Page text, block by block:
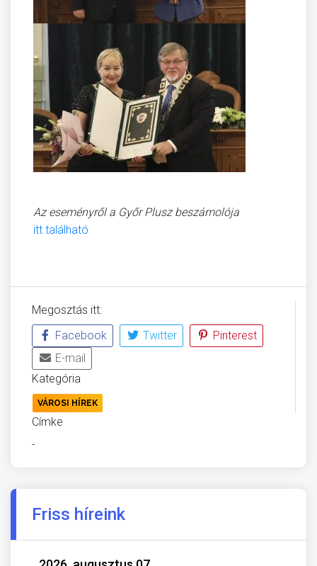
Az eseményről a Győr Plusz beszámolója
itt található
Megosztás itt:
Facebook
Twitter
Pinterest
E-mail
Kategória
VÁROSI HÍREK
Címke
-
Friss híreink